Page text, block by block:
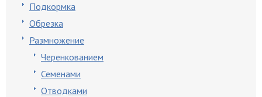
Подкормка
Обрезка
Размножение
Черенкованием
Семенами
Отводками